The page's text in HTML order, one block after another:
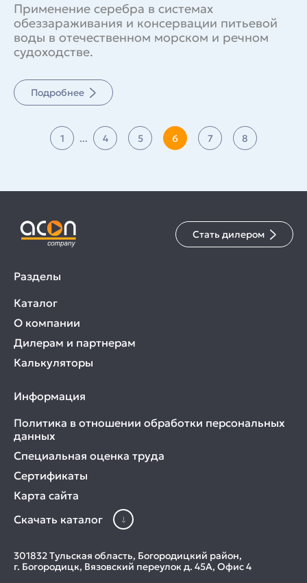
Применение серебра в системах
обеззараживания и консервации питьевой
воды в отечественном морском и речном
судоходстве.
Подробнее
1 ... 4 5 6 7 8
Стать дилером
Разделы
Каталог
О компании
Дилерам и партнерам
Калькуляторы
Информация
Политика в отношении обработки персональных
данных
Специальная оценка труда
Сертификаты
Карта сайта
Скачать каталог
301832 Тульская область, Богородицкий район,
г. Богородицк, Вязовский переулок д. 45А, Офис 4